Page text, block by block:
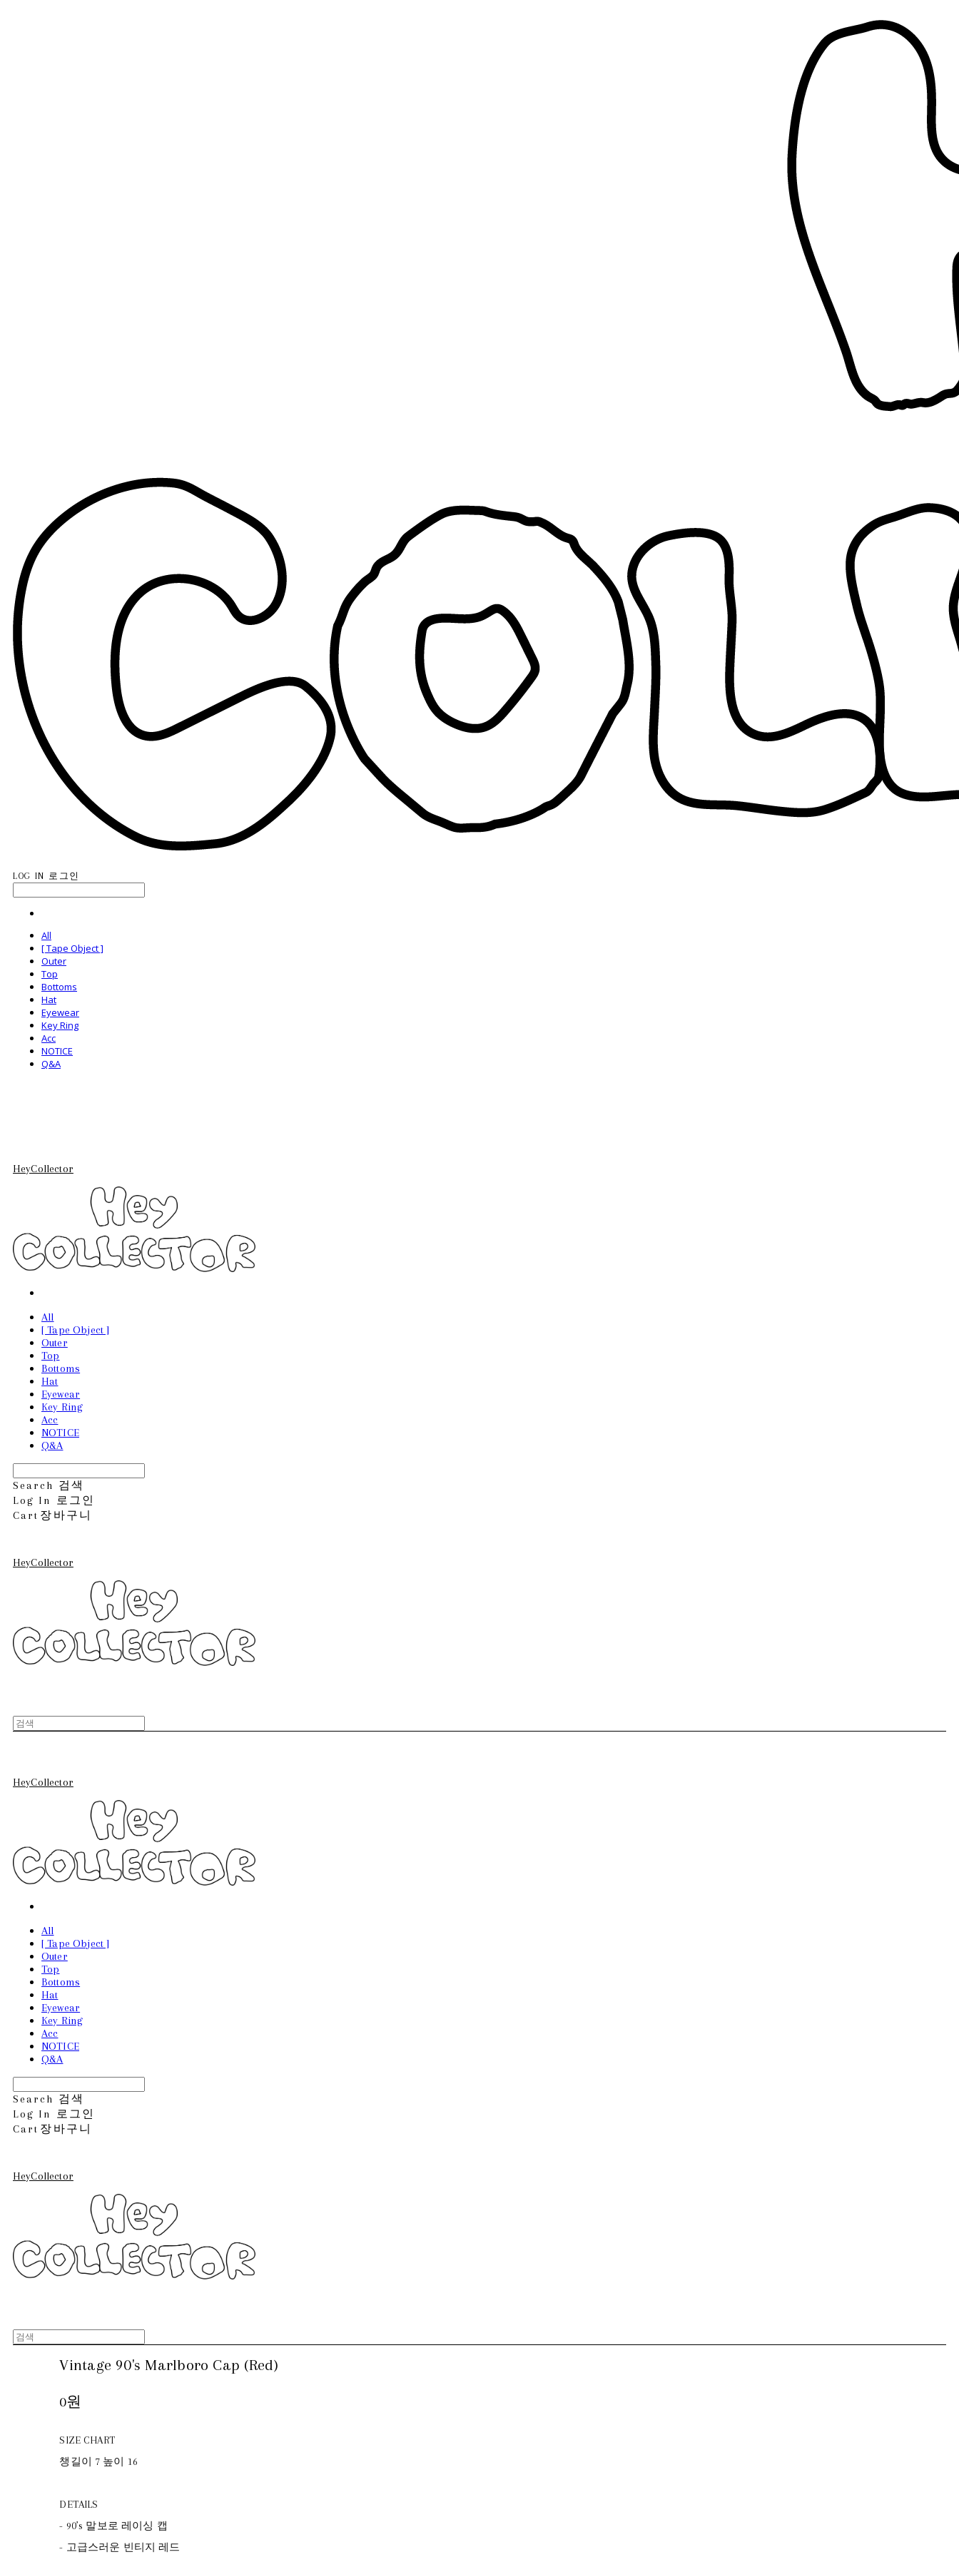
LOG IN 로그인
All
[ Tape Object ]
Outer
Top
Bottoms
Hat
Eyewear
Key Ring
Acc
NOTICE
Q&A
HeyCollector
All
[ Tape Object ]
Outer
Top
Bottoms
Hat
Eyewear
Key Ring
Acc
NOTICE
Q&A
Search 검색
Log In
로그인
Cart 장바구니
HeyCollector
HeyCollector
All
[ Tape Object ]
Outer
Top
Bottoms
Hat
Eyewear
Key Ring
Acc
NOTICE
Q&A
Search 검색
Log In
로그인
Cart 장바구니
HeyCollector
Vintage 90's Marlboro Cap (Red)
0원
SIZE CHART
챙길이 7 높이 16
DETAILS
- 90’s 말보로 레이싱 캡
- 고급스러운 빈티지 레드